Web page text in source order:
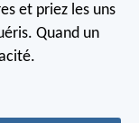
et priez les uns
Quand un